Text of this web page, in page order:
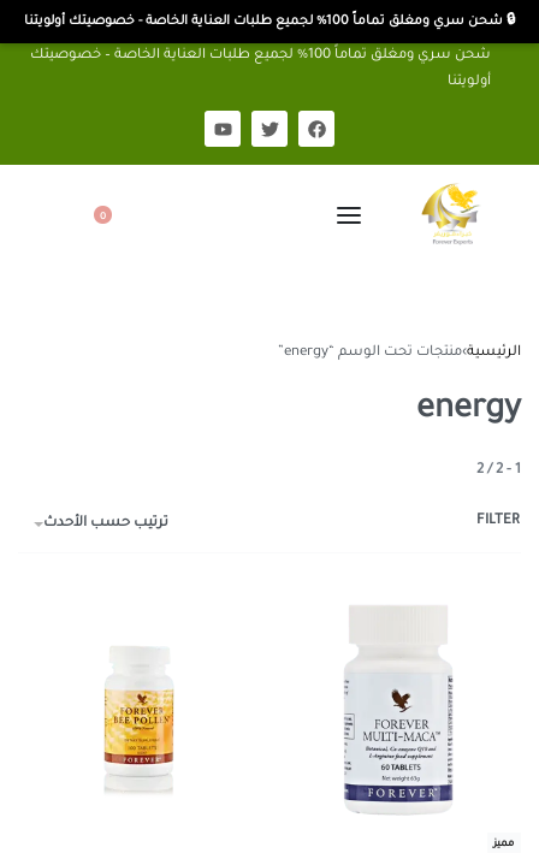
🔒 شحن سري ومغلق تماماً 100% لجميع طلبات العناية الخاصة - خصوصيتك أولويتنا
شحن سري ومغلق تماماً 100% لجميع طلبات العناية الخاصة – خصوصيتك
أولويتنا
0
الرئيسية›منتجات تحت الوسم “energy”
energy
1
-
2
/
2
ترتيب حسب الأحدث FILTER
مميز